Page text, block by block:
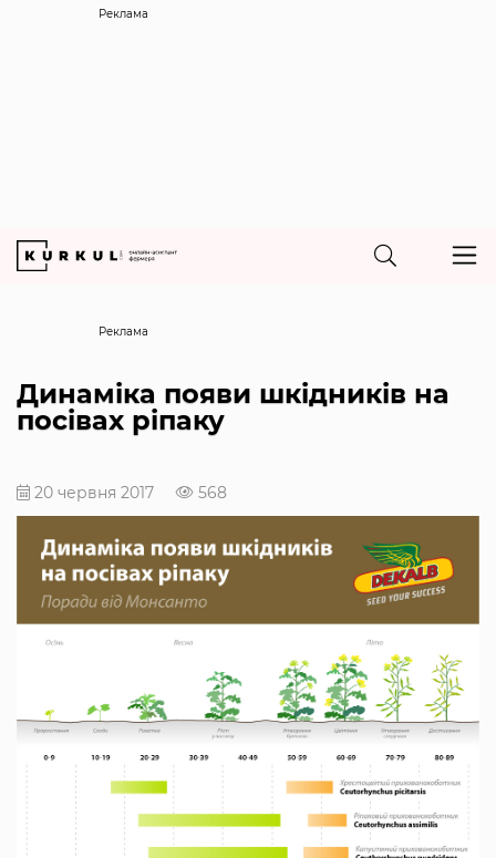
Реклама
Динаміка появи шкідників на
посівах ріпаку
20 червня 2017 568
Реклама